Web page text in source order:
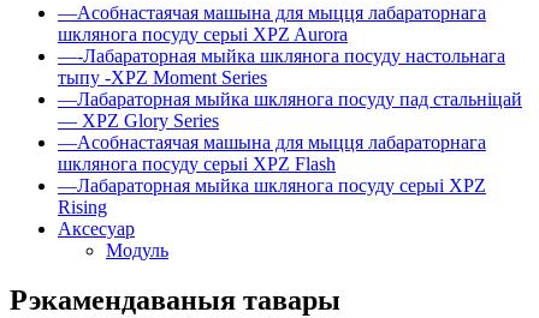
—Асобнастаячая машына для мыцця лабараторнага
шклянога посуду серыі XPZ Aurora
—-Лабараторная мыйка шклянога посуду настольнага
тыпу -XPZ Moment Series
—Лабараторная мыйка шклянога посуду пад стальніцай
— XPZ Glory Series
—Асобнастаячая машына для мыцця лабараторнага
шклянога посуду серыі XPZ Flash
—Лабараторная мыйка шклянога посуду серыі XPZ
Rising
Аксесуар
Модуль
Рэкамендаваныя тавары